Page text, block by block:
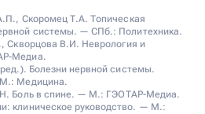
Скоромец Т.А. Топическая
системы. — СПб.: Политехника.
Скворцова В.И. Неврология и
Медиа.
Болезни нервной системы.
М.: Медицина.
Боль в спине. — М.: ГЭОТАР-Медиа.
клиническое руководство. — М.: